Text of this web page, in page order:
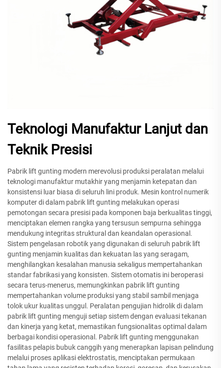
Teknologi Manufaktur Lanjut dan
Teknik Presisi
Pabrik lift gunting modern merevolusi produksi peralatan melalui
teknologi manufaktur mutakhir yang menjamin ketepatan dan
konsistensi luar biasa di seluruh lini produk. Mesin kontrol numerik
komputer di dalam pabrik lift gunting melakukan operasi
pemotongan secara presisi pada komponen baja berkualitas tinggi,
menciptakan elemen rangka yang tersusun sempurna sehingga
mendukung integritas struktural dan keandalan operasional.
Sistem pengelasan robotik yang digunakan di seluruh pabrik lift
gunting menjamin kualitas dan kekuatan las yang seragam,
menghilangkan kesalahan manusia sekaligus mempertahankan
standar fabrikasi yang konsisten. Sistem otomatis ini beroperasi
secara terus-menerus, memungkinkan pabrik lift gunting
mempertahankan volume produksi yang stabil sambil menjaga
tolok ukur kualitas unggul. Peralatan pengujian hidrolik di dalam
pabrik lift gunting menguji setiap sistem dengan evaluasi tekanan
dan kinerja yang ketat, memastikan fungsionalitas optimal dalam
berbagai kondisi operasional. Pabrik lift gunting menggunakan
fasilitas pelapis bubuk canggih yang menerapkan lapisan pelindung
melalui proses aplikasi elektrostatis, menciptakan permukaan